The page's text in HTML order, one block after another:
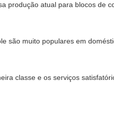
produção atual para blocos de
são muito populares em
classe e os serviços